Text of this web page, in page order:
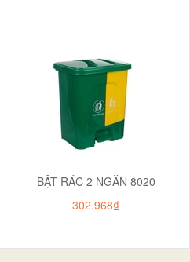
BẬT RÁC 2 NGĂN 8020
302.968₫